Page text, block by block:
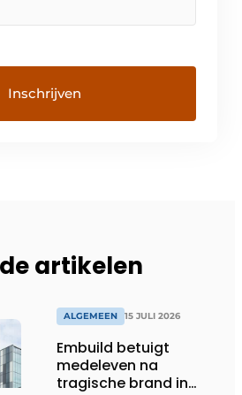
artikelen
ALGEMEEN 15 JULI 2026
Embuild betuigt
medeleven na
tragische brand in